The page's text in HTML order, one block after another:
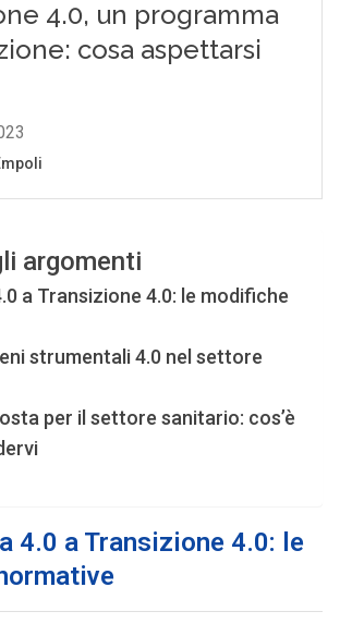
argomenti
a Transizione 4.0: le modifiche
strumentali 4.0 nel settore
per il settore sanitario: cos’è
4.0 a Transizione 4.0: le